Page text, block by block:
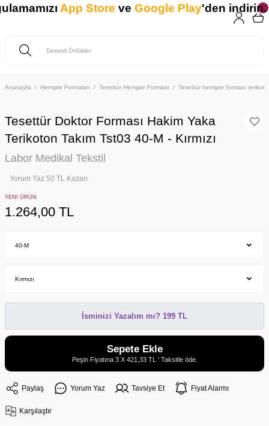
Anasayfa Hemşire Formaları Tesettür Hemşire Forması Tesettür hemşire forması
Tesettür Doktor Forması Hakim Yaka
Terikoton Takım Tst03 40-M - Kırmızı
Labor Medikal Tekstil
Yorum Yaz 50 TL Kazan
YENİ ÜRÜN
1.264,00 TL
İsminizi Yazalım mı? 199 TL
Sepete Ekle
Peşin Fiyatına 3 X 421,33 TL ' Taksitle öde.
Paylaş Yorum Yaz Tavsiye Et Fiyat Alarmı
Karşılaştır
App StoreveGoogle Play'den indirin.